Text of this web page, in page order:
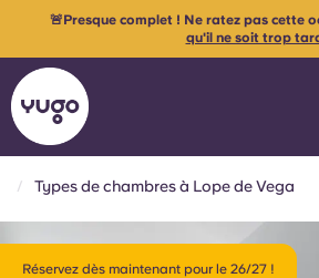
🚨Presque complet ! Ne ratez pas cette
qu'il ne soit trop tard .
Types de chambres à Lope de Vega
Réservez dès maintenant pour le 26/27 !